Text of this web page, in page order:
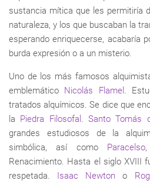
sustancia mítica que les permitiría
naturaleza, y los que buscaban la
esperando enriquecerse, acabaría
burda expresión o a un misterio.
Uno de los más famosos
emblemático Nicolás Flamel .
tratados alquímicos. Se dice que
la Piedra Filosofal . Santo Tomás
grandes estudiosos de la
simbólica, así como Paracelso,
Renacimiento. Hasta el siglo XVIII
respetada. Isaac Newton o